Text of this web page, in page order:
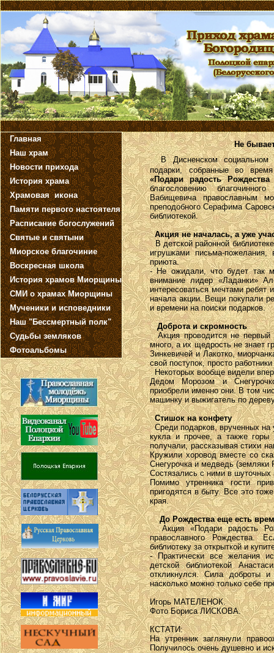
Главная
Наш храм
Новости прихода
История храма
Храмовая икона
Памяти первого настоятеля
Расписание богослужений
Святые и святыни
Миорское благочиние
Воскресная школа
История храмов Миорщины
СМИ о храмах Миорщины
Мученики и исповедники
Наш "Бессмертный полк"
Судьбы земляков
Фотоальбомы
Не
В Дисненском
подарки, собранные во
«Подари радость
благословению
Вабищевича православным
преподобного Серафима
библиотекой.
Акция не началась, а уже
В детской районной
игрушками письма-
приюта.
- Не ожидали, что будет так
внимание лидер «Ладанки»
интересоваться мечтами
начала акции. Вещи покупали
и времени на поиски подарков.
Доброта и скромность
Акция проводится не первый
много, а их щедрость не знает
Зинкевичей и Лакотко,
свой поступок, просто
Некоторых вообще видели
Дедом Морозом и
приобрели именно они. В том
машинку и выжигатель по
Стишок на конфету
Среди подарков, врученных на
кукла и прочее, а также
получали, рассказывая стихи
Кружили хоровод вместе со
Снегурочка и медведь
Состязались с ними в шуточных
Помимо утренника гости
пригодятся в быту. Все это
края.
До Рождества еще есть
Акция «Подари радость
православного Рождества.
библиотеку за открыткой и
- Практически все желания
детской библиотекой
откликнулся. Сила доброты и
насколько можно только себе
Игорь МАТЕЛЕНОК.
Фото Бориса ЛИСКОВА.
КСТАТИ:
На утренник заглянули
Получилось очень душевно и